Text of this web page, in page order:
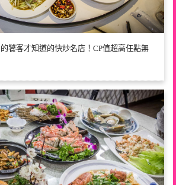
饕客才知道的快炒名店！CP值超高任點無